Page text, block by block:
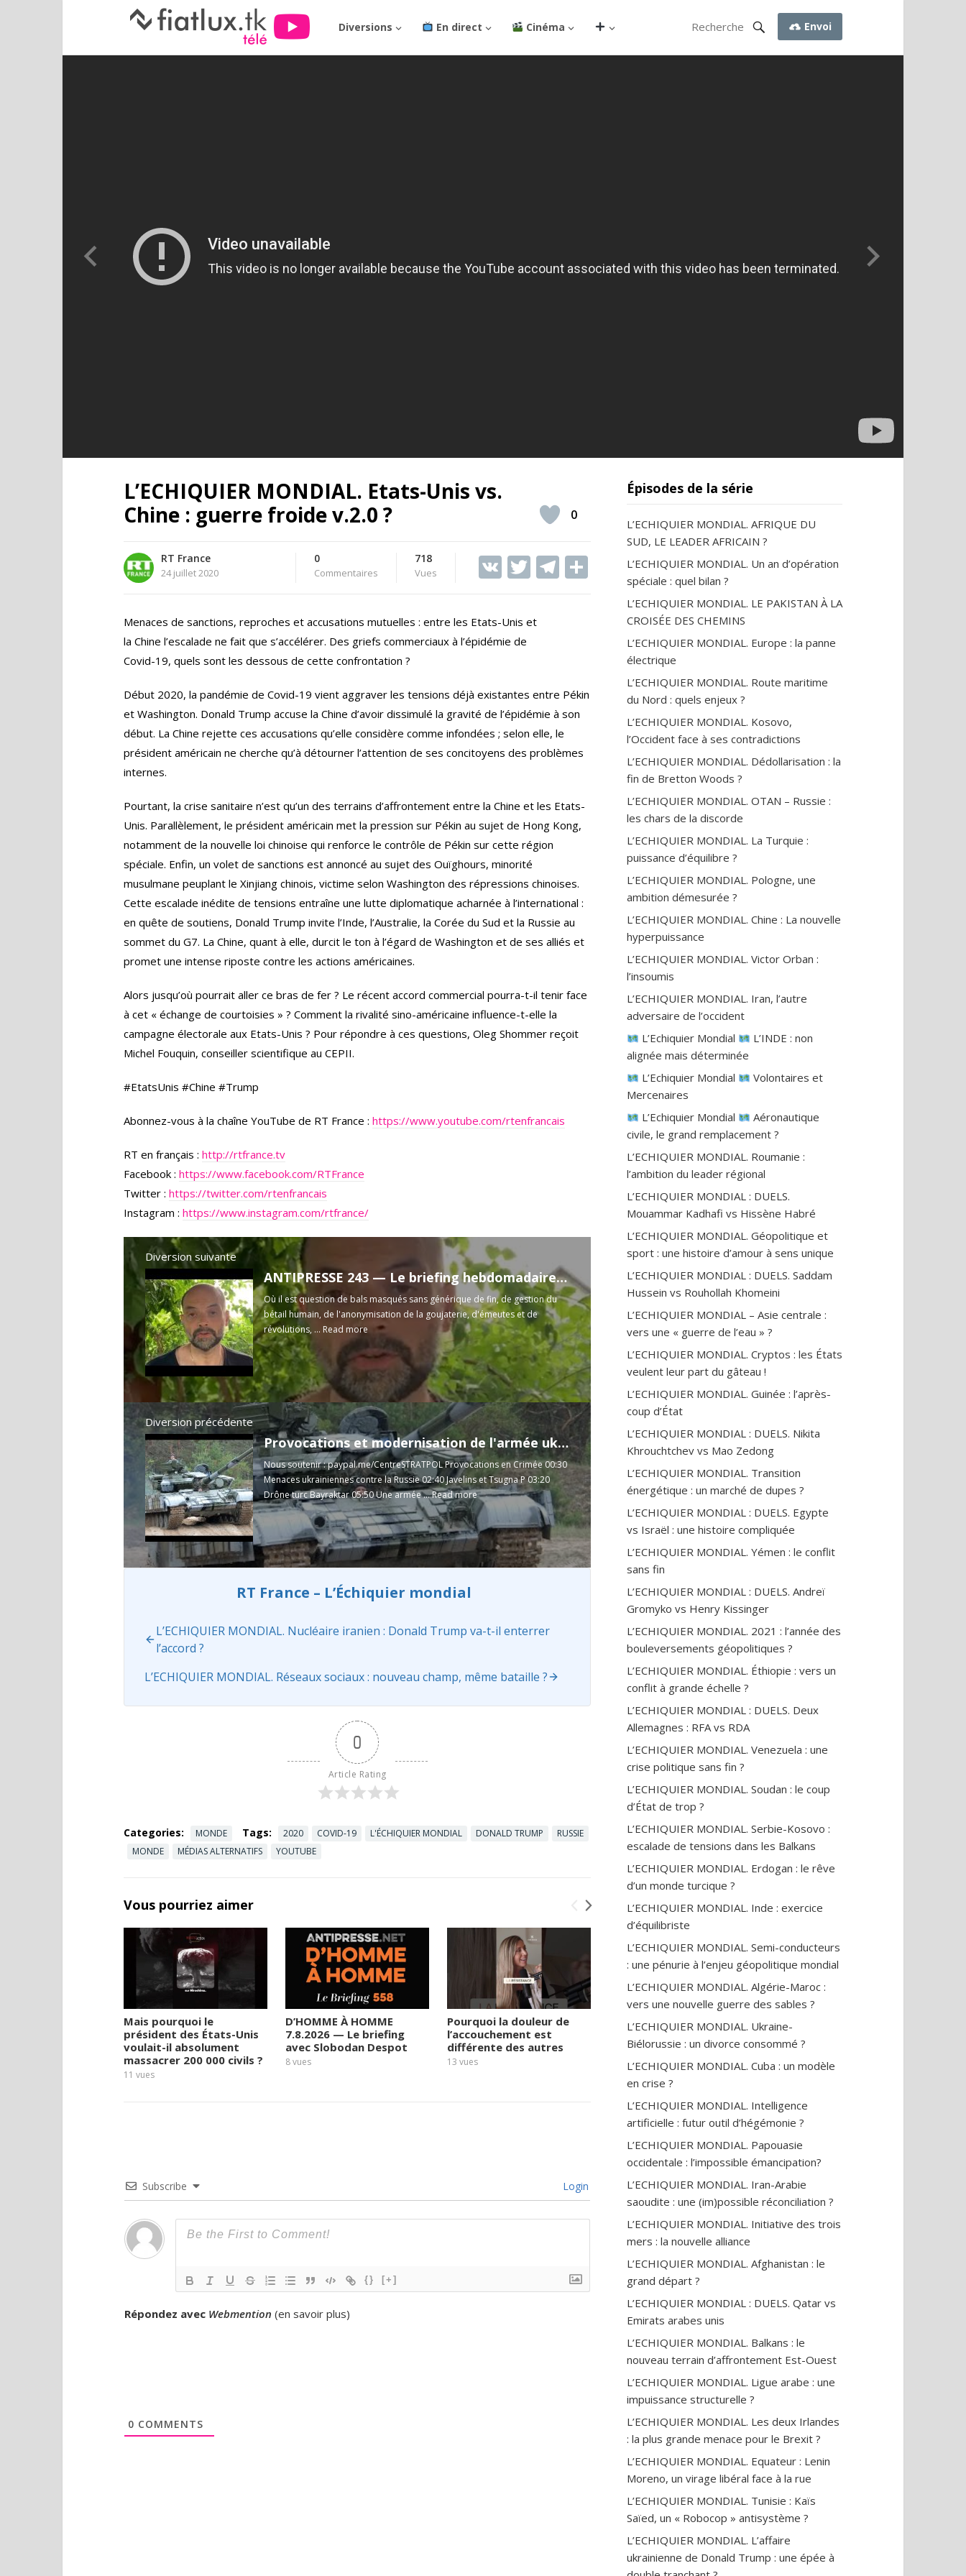
Diversions En direct Cinéma Envoi
L’ECHIQUIER MONDIAL. Etats-Unis vs.
Chine : guerre froide v.2.0 ?
RT France
24 juillet 2020
0
Commentaires
718
Vues V T
itt
er
T
0
Menaces de sanctions, reproches et accusations mutuelles : entre les Etats-Unis et
la Chine l’escalade ne fait que s’accélérer. Des griefs commerciaux à l’épidémie de
Covid-19, quels sont les dessous de cette confrontation ?
Début 2020, la pandémie de Covid-19 vient aggraver les tensions déjà existantes entre Pékin
et Washington. Donald Trump accuse la Chine d’avoir dissimulé la gravité de l’épidémie à son
début. La Chine rejette ces accusations qu’elle considère comme infondées ; selon elle, le
président américain ne cherche qu’à détourner l’attention de ses concitoyens des problèmes
internes.
Pourtant, la crise sanitaire n’est qu’un des terrains d’affrontement entre la Chine et les Etats-
Unis. Parallèlement, le président américain met la pression sur Pékin au sujet de Hong Kong,
notamment de la nouvelle loi chinoise qui renforce le contrôle de Pékin sur cette région
spéciale. Enfin, un volet de sanctions est annoncé au sujet des Ouïghours, minorité
musulmane peuplant le Xinjiang chinois, victime selon Washington des répressions chinoises.
Cette escalade inédite de tensions entraîne une lutte diplomatique acharnée à l’international :
en quête de soutiens, Donald Trump invite l’Inde, l’Australie, la Corée du Sud et la Russie au
sommet du G7. La Chine, quant à elle, durcit le ton à l’égard de Washington et de ses alliés et
promet une intense riposte contre les actions américaines.
Alors jusqu’où pourrait aller ce bras de fer ? Le récent accord commercial pourra-t-il tenir face
à cet « échange de courtoisies » ? Comment la rivalité sino-américaine influence-t-elle la
campagne électorale aux Etats-Unis ? Pour répondre à ces questions, Oleg Shommer reçoit
Michel Fouquin, conseiller scientifique au CEPII.
#EtatsUnis #Chine #Trump
Abonnez-vous à la chaîne YouTube de RT France : https://www.youtube.com/rtenfrancais
RT en français : http://rtfrance.tv
Facebook : https://www.facebook.com/RTFrance
Twitter : https://twitter.com/rtenfrancais
Instagram : https://www.instagram.com/rtfrance/
Diversion suivante
ANTIPRESSE 243 — Le briefing hebdomadaire de Slobodan Despot
Où il est question de bals masqués sans générique de fin, de gestion du
bétail humain, de l'anonymisation de la goujaterie, d'émeutes et de
révolutions, ... Read more
Diversion précédente
Provocations et modernisation de l'armée ukrainienne 24.07.2020
Nous soutenir : paypal.me/CentreSTRATPOL Provocations en Crimée 00:30
Menaces ukrainiennes contre la Russie 02:40 Javelins et Tsugna P 03:20
Drône turc Bayraktar 05:50 Une armée ...Read more
RT France – L’Échiquier mondial
L’ECHIQUIER MONDIAL. Nucléaire iranien : Donald Trump va-t-il enterrer
l’accord ?
L’ECHIQUIER MONDIAL. Réseaux sociaux : nouveau champ, même bataille ?
0
Article Rating
Categories: MONDE Tags: 2020 COVID-19 L'ÉCHIQUIER MONDIAL DONALD TRUMP
RUSSIE
MONDE
MÉDIAS ALTERNATIFS YOUTUBE
Vous pourriez aimer
Mais pourquoi le
président des États-Unis
voulait-il absolument
massacrer 200 000 civils ?
11 vues
D’HOMME À HOMME
7.8.2026 — Le briefing
avec Slobodan Despot
8vues
Pourquoi la douleur de
l’accouchement est
différente des autres
13 vues
Le régime chinois s’en
prend aux riches :
fortunes bloquées,
sorties interdites
Accoucher, c’est traverser
la mort de la peur
17vues
Subscribe Login
{} [+]
Répondez avec Webmention (en savoir plus)
0 COMMENTS
Épisodes de la série
L’ECHIQUIER MONDIAL. AFRIQUE DU
SUD, LE LEADER AFRICAIN ?
L’ECHIQUIER MONDIAL. Un an d’opération
spéciale : quel bilan ?
L’ECHIQUIER MONDIAL. LE PAKISTAN À LA
CROISÉE DES CHEMINS
L’ECHIQUIER MONDIAL. Europe : la panne
électrique
L’ECHIQUIER MONDIAL. Route maritime
du Nord : quels enjeux ?
L’ECHIQUIER MONDIAL. Kosovo,
l’Occident face à ses contradictions
L’ECHIQUIER MONDIAL. Dédollarisation : la
fin de Bretton Woods ?
L’ECHIQUIER MONDIAL. OTAN – Russie :
les chars de la discorde
L’ECHIQUIER MONDIAL. La Turquie :
puissance d’équilibre ?
L’ECHIQUIER MONDIAL. Pologne, une
ambition démesurée ?
L’ECHIQUIER MONDIAL. Chine : La nouvelle
hyperpuissance
L’ECHIQUIER MONDIAL. Victor Orban :
l’insoumis
L’ECHIQUIER MONDIAL. Iran, l’autre
adversaire de l’occident
L’Echiquier Mondial
L’INDE : non
alignée mais déterminée
L’Echiquier Mondial
Volontaires et
Mercenaires
L’Echiquier Mondial
Aéronautique
civile, le grand remplacement ?
L’ECHIQUIER MONDIAL. Roumanie :
l’ambition du leader régional
L’ECHIQUIER MONDIAL : DUELS.
Mouammar Kadhafi vs Hissène Habré
L’ECHIQUIER MONDIAL. Géopolitique et
sport : une histoire d’amour à sens unique
L’ECHIQUIER MONDIAL : DUELS. Saddam
Hussein vs Rouhollah Khomeini
L’ECHIQUIER MONDIAL – Asie centrale :
vers une « guerre de l’eau » ?
L’ECHIQUIER MONDIAL. Cryptos : les États
veulent leur part du gâteau !
L’ECHIQUIER MONDIAL. Guinée : l’après-
coup d’État
L’ECHIQUIER MONDIAL : DUELS. Nikita
Khrouchtchev vs Mao Zedong
L’ECHIQUIER MONDIAL. Transition
énergétique : un marché de dupes ?
L’ECHIQUIER MONDIAL : DUELS. Egypte
vs Israël : une histoire compliquée
L’ECHIQUIER MONDIAL. Yémen : le conflit
sans fin
L’ECHIQUIER MONDIAL : DUELS. Andreï
Gromyko vs Henry Kissinger
L’ECHIQUIER MONDIAL. 2021 : l’année des
bouleversements géopolitiques ?
L’ECHIQUIER MONDIAL. Éthiopie : vers un
conflit à grande échelle ?
L’ECHIQUIER MONDIAL : DUELS. Deux
Allemagnes : RFA vs RDA
L’ECHIQUIER MONDIAL. Venezuela : une
crise politique sans fin ?
L’ECHIQUIER MONDIAL. Soudan : le coup
d’État de trop ?
L’ECHIQUIER MONDIAL. Serbie-Kosovo :
escalade de tensions dans les Balkans
L’ECHIQUIER MONDIAL. Erdogan : le rêve
d’un monde turcique ?
L’ECHIQUIER MONDIAL. Inde : exercice
d’équilibriste
L’ECHIQUIER MONDIAL. Semi-conducteurs
: une pénurie à l’enjeu géopolitique mondial
L’ECHIQUIER MONDIAL. Algérie-Maroc :
vers une nouvelle guerre des sables ?
L’ECHIQUIER MONDIAL. Ukraine-
Biélorussie : un divorce consommé ?
L’ECHIQUIER MONDIAL. Cuba : un modèle
en crise ?
L’ECHIQUIER MONDIAL. Intelligence
artificielle : futur outil d’hégémonie ?
L’ECHIQUIER MONDIAL. Papouasie
occidentale : l’impossible émancipation?
L’ECHIQUIER MONDIAL. Iran-Arabie
saoudite : une (im)possible réconciliation ?
L’ECHIQUIER MONDIAL. Initiative des trois
mers : la nouvelle alliance
L’ECHIQUIER MONDIAL. Afghanistan : le
grand départ ?
L’ECHIQUIER MONDIAL : DUELS. Qatar vs
Emirats arabes unis
L’ECHIQUIER MONDIAL. Balkans : le
nouveau terrain d’affrontement Est-Ouest
L’ECHIQUIER MONDIAL. Ligue arabe : une
impuissance structurelle ?
L’ECHIQUIER MONDIAL. Les deux Irlandes
: la plus grande menace pour le Brexit ?
L’ECHIQUIER MONDIAL. Equateur : Lenin
Moreno, un virage libéral face à la rue
L’ECHIQUIER MONDIAL. Tunisie : Kaïs
Saïed, un « Robocop » antisystème ?
L’ECHIQUIER MONDIAL. L’affaire
ukrainienne de Donald Trump : une épée à